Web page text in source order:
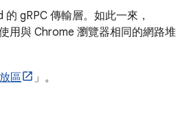
gRPC 傳輸層。如此一來，
用與 Chrome 瀏覽器相同的網路堆
區 」。